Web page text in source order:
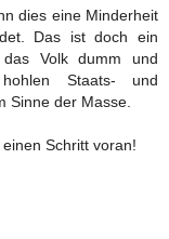
dies eine Minderheit
Das ist doch ein
Volk dumm und
Staats- und
Sinne der Masse.
Schritt voran!